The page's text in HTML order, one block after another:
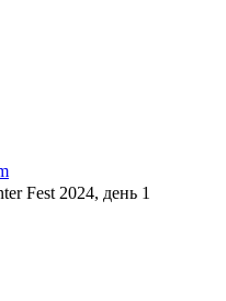
Fest 2024, день 1